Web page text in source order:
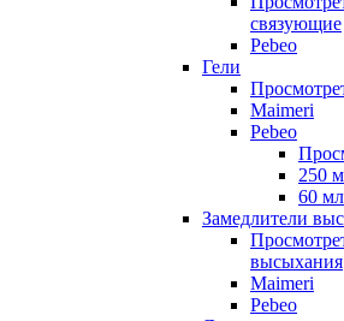
связующие
Pebeo
Гели
Maimeri
Pebeo
250
60 мл
Замедлители
высыхания
Maimeri
Pebeo